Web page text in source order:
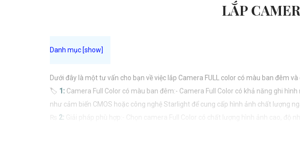
LẮP
Dưới đây là một tư vấn cho bạn về việc lắp Camera FULL color có màu ban đêm
🏷 1: Camera Full Color có màu ban đêm:- Camera Full Color có khả năng ghi
như cảm biến CMOS hoặc công nghệ Starlight để cung cấp hình ảnh chất lượng
2: Giải pháp phù hợp:- Chọn camera Full Color có chất lượng hình ảnh cao, độ
nếu cần thêm thông tin hoặc có nhu cầu tư vấn cụ thể, bạn có thể liên hệ với các